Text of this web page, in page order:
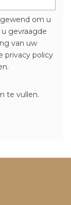
om u
gevraagde
van uw
privacy policy
te vullen.